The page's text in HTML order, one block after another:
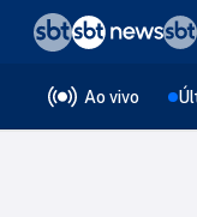
Ao vivo
❮voltar